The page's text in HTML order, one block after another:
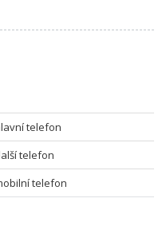
telefon
telefon
telefon